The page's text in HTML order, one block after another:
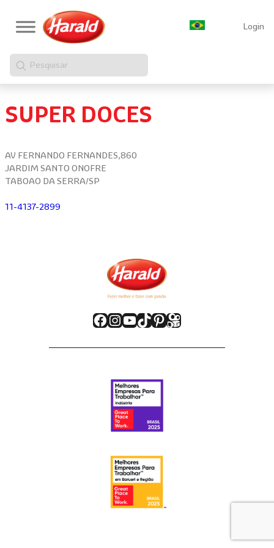
Login
Pesquisar
SUPER DOCES
AV FERNANDO FERNANDES,860
JARDIM SANTO ONOFRE
TABOAO DA SERRA/SP
11-4137-2899
Facebook
Instagram
Youtube
TikTok
Pinterest
Kwai